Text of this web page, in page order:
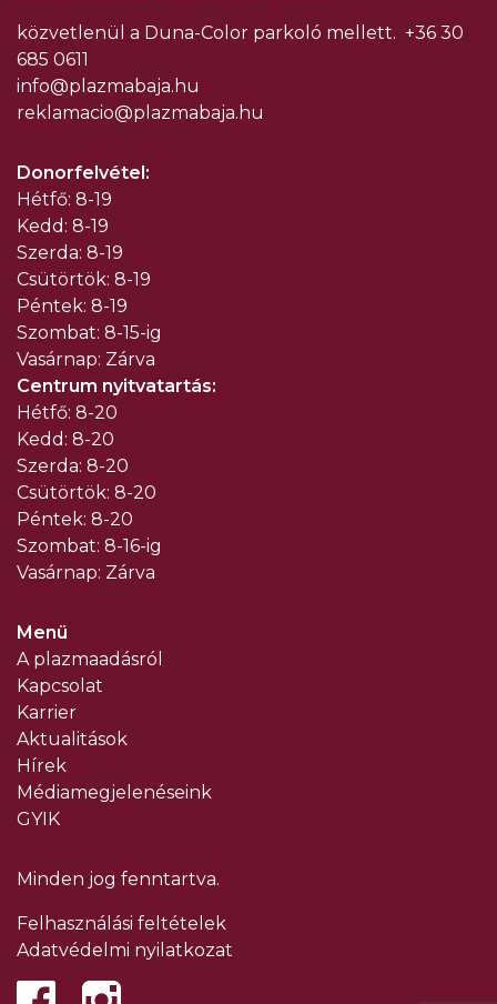
közvetlenül a Duna-Color parkoló mellett. +36 30
685 0611
info@plazmabaja.hu
reklamacio@plazmabaja.hu
Donorfelvétel:
Hétfő: 8-19
Kedd: 8-19
Szerda: 8-19
Csütörtök: 8-19
Péntek: 8-19
Szombat: 8-15-ig
Vasárnap: Zárva
Centrum nyitvatartás:
Hétfő: 8-20
Kedd: 8-20
Szerda: 8-20
Csütörtök: 8-20
Péntek: 8-20
Szombat: 8-16-ig
Vasárnap: Zárva
Menü
A plazmaadásról
Kapcsolat
Karrier
Aktualitások
Hírek
Médiamegjelenéseink
GYIK
Minden jog fenntartva.
Felhasználási feltételek
Adatvédelmi nyilatkozat